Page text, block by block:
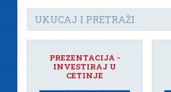
PREZENTACIJA -
INVESTIRAJ U
CETINJE